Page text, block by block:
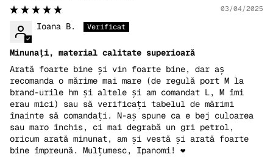
03/04/2025
Ioana B.
Minunați, material calitate superioară
Arată foarte bine și vin foarte bine, dar aș
recomanda o mărime mai mare (de regulă port M la
brand-urile hm și altele și am comandat L, M îmi
erau mici) sau să verificați tabelul de mărimi
înainte să comandați. N-aș spune ca e bej culoarea
sau maro închis, ci mai degrabă un gri petrol,
oricum arată minunat, am și vestă și arată foarte
bine împreună. Mulțumesc, Ipanomi! ❤️